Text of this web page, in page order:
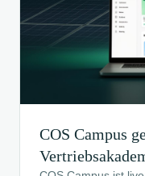
COS Campus